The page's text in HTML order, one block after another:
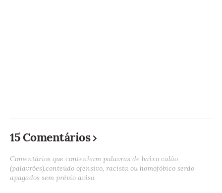
15 Comentários
Comentários que contenham palavras de baixo calão
(palavrões),conteúdo ofensivo, racista ou homofóbico serão
apagados sem prévio aviso.